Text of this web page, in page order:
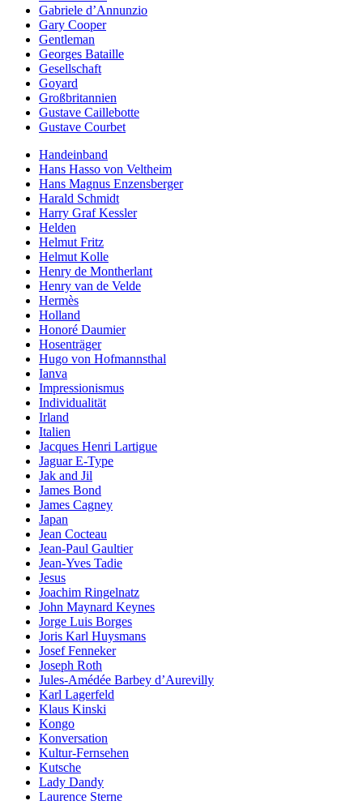
Gabriele d’Annunzio
Gary Cooper
Gentleman
Georges Bataille
Gesellschaft
Goyard
Großbritannien
Gustave Caillebotte
Gustave Courbet
Handeinband
Hans Hasso von Veltheim
Hans Magnus Enzensberger
Harald Schmidt
Harry Graf Kessler
Helden
Helmut Fritz
Helmut Kolle
Henry de Montherlant
Henry van de Velde
Hermès
Holland
Honoré Daumier
Hosenträger
Hugo von Hofmannsthal
Ianva
Impressionismus
Individualität
Irland
Italien
Jacques Henri Lartigue
Jaguar E-Type
Jak and Jil
James Bond
James Cagney
Japan
Jean Cocteau
Jean-Paul Gaultier
Jean-Yves Tadie
Jesus
Joachim Ringelnatz
John Maynard Keynes
Jorge Luis Borges
Joris Karl Huysmans
Josef Fenneker
Joseph Roth
Jules-Amédée Barbey d’Aurevilly
Karl Lagerfeld
Klaus Kinski
Kongo
Konversation
Kultur-Fernsehen
Kutsche
Lady Dandy
Laurence Sterne